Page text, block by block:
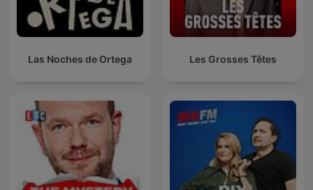
Las Noches de Ortega Les Grosses Têtes